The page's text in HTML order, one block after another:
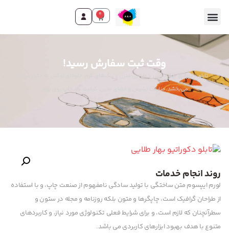
0
وقت ثبت سفارش رسید!
تابلو دکوراتیو بهار طلایی با طراحی مدرن و رنگ‌های گرم، جلوه‌ای لوکس به دکور شما
می‌بخشد. مناسب نشیمن و فضای مدرن. کیفیت بالا، چاپ روی بوم.
روند انجام خدمات
لورم ایپسوم متن ساختگی با تولید سادگی نامفهوم از صنعت چاپ، و با استفاده
از طراحان گرافیک است، چاپگرها و متون بلکه روزنامه و مجله در ستون و
سطرآنچنان که لازم است، و برای شرایط فعلی تکنولوژی مورد نیاز، و کاربردهای
متنوع با هدف بهبود ابزارهای کاربردی می باشد.